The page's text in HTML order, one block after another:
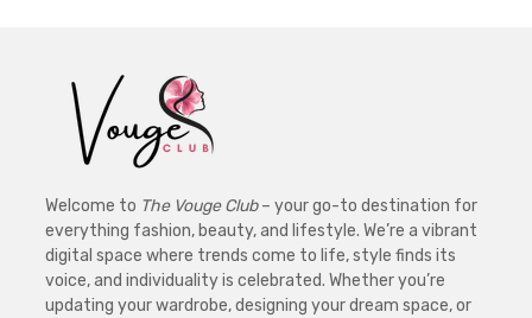
Welcome to The Vouge Club– your go-to destination for
everything fashion, beauty, and lifestyle. We’re a vibrant
digital space where trends come to life, style finds its
voice, and individuality is celebrated. Whether you’re
updating your wardrobe, designing your dream space, or